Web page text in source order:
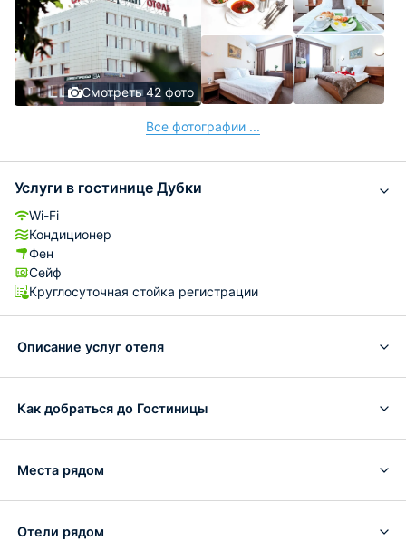
Смотреть 42 фото
Все фотографии ...
Услуги в гостинице Дубки
Wi-Fi
Кондиционер
Фен
Сейф
Круглосуточная стойка регистрации
Описание услуг отеля
Как добраться до Гостиницы
Места рядом
Отели рядом